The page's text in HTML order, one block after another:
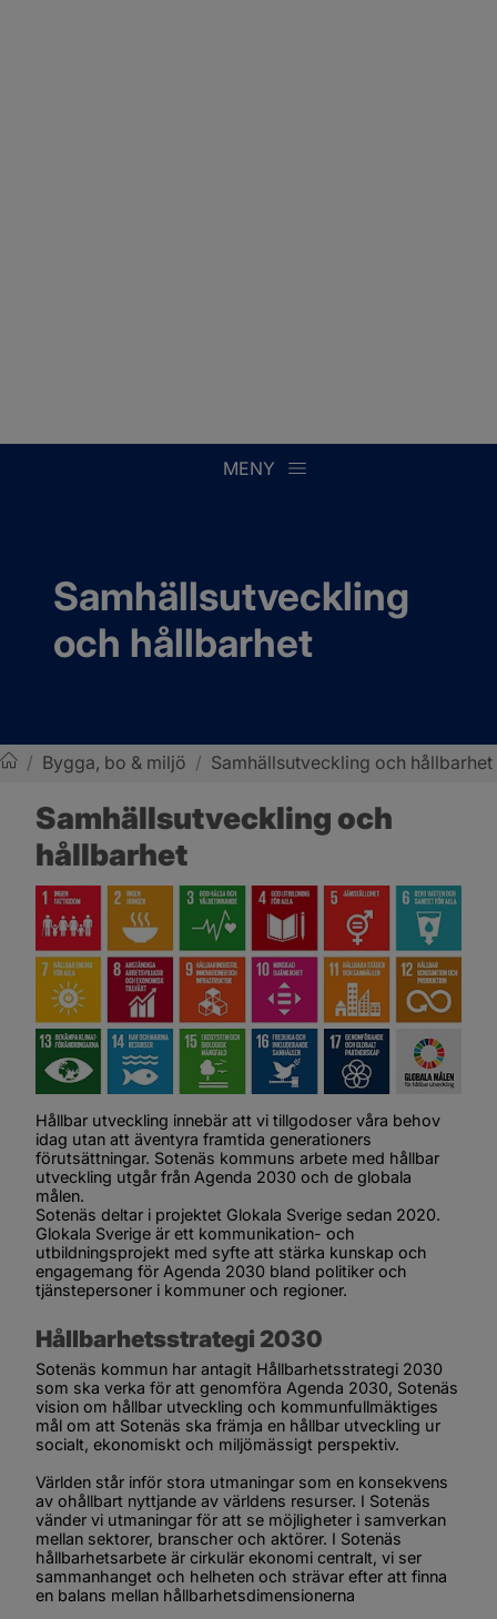
MENY
Samhällsutveckling
och hållbarhet
/ Bygga, bo & miljö / Samhällsutveckling och hållbarhet
Samhällsutveckling och
hållbarhet
Hållbar utveckling innebär att vi tillgodoser våra behov
idag utan att äventyra framtida generationers
förutsättningar. Sotenäs kommuns arbete med hållbar
utveckling utgår från Agenda 2030 och de globala
målen.
Sotenäs deltar i projektet Glokala Sverige sedan 2020.
Glokala Sverige är ett kommunikation- och
utbildningsprojekt med syfte att stärka kunskap och
engagemang för Agenda 2030 bland politiker och
tjänstepersoner i kommuner och regioner.
Hållbarhetsstrategi 2030
Sotenäs kommun har antagit Hållbarhetsstrategi 2030
som ska verka för att genomföra Agenda 2030, Sotenäs
vision om hållbar utveckling och kommunfullmäktiges
mål om att Sotenäs ska främja en hållbar utveckling ur
socialt, ekonomiskt och miljömässigt perspektiv.
Världen står inför stora utmaningar som en konsekvens
av ohållbart nyttjande av världens resurser. I Sotenäs
vänder vi utmaningar för att se möjligheter i samverkan
mellan sektorer, branscher och aktörer. I Sotenäs
hållbarhetsarbete är cirkulär ekonomi centralt, vi ser
sammanhanget och helheten och strävar efter att finna
en balans mellan hållbarhetsdimensionerna